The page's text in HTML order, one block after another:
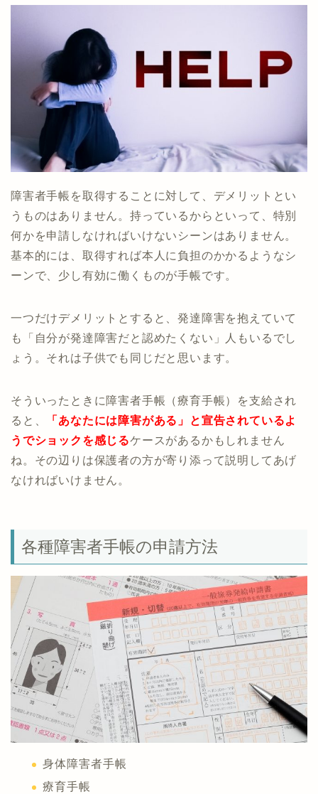
障害者手帳を取得することに対して、デメリットとい
うものはありません。持っているからといって、特別
何かを申請しなければいけないシーンはありません。
基本的には、取得すれば本人に負担のかかるようなシ
ーンで、少し有効に働くものが手帳です。
一つだけデメリットとすると、発達障害を抱えていて
も「自分が発達障害だと認めたくない」人もいるでし
ょう。それは子供でも同じだと思います。
そういったときに障害者手帳（療育手帳）を支給され
ると、
「あなたには障害がある」と宣告されているよ
うでショックを感じるケースがあるかもしれません
ね。その辺りは保護者の方が寄り添って説明してあげ
なければいけません。
各種障害者手帳の申請方法
身体障害者手帳
療育手帳